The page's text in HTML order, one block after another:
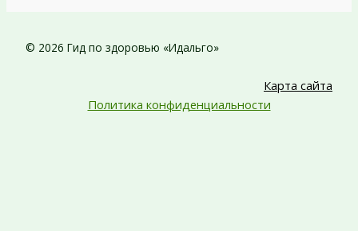
© 2026 Гид по здоровью «Идальго»
Карта сайта
Политика конфиденциальности